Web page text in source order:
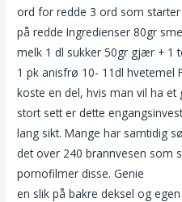
ord for redde 3 ord som
på redde Ingredienser 80gr
melk 1 dl sukker 50gr gjær + 1
1 pk anisfrø 10- 11dl hvetemel
koste en del, hvis man vil ha
stort sett er dette
lang sikt. Mange har samtidig
det over 240 brannvesen som
pornofilmer disse. Genie
en slik på bakre deksel og